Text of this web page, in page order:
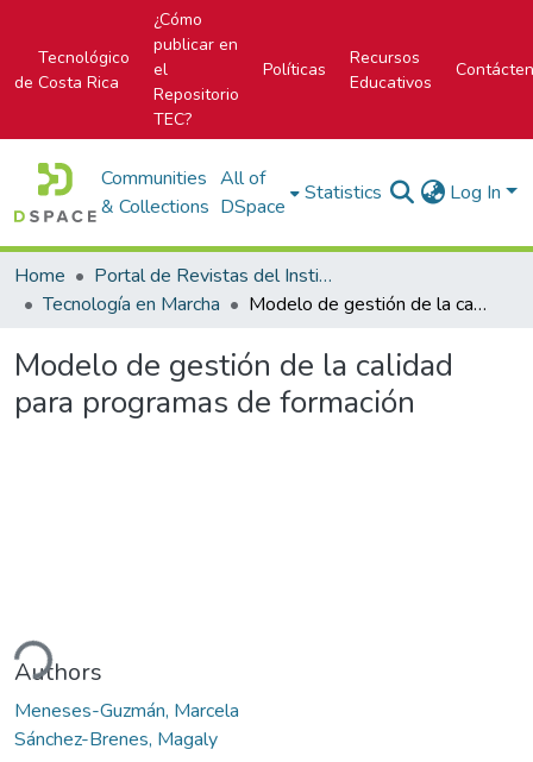
Tecnológico
de Costa Rica
¿Cómo
publicar en
el
Repositorio
TEC?
Políticas
Recursos
Educativos
Communities
& Collections
All of
DSpace
Statistics Log In
Home
Portal de Revistas del Instituto Tecnológico de Costa Rica
Tecnología en Marcha
Modelo de gestión de la calidad para programas de formación
Modelo de gestión de la calidad
para programas de formación
Authors
Meneses-Guzmán, Marcela
Sánchez-Brenes, Magaly